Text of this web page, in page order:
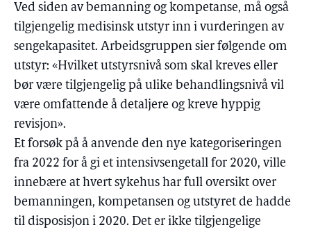
Ved siden av bemanning og kompetanse, må også
tilgjengelig medisinsk utstyr inn i vurderingen av
sengekapasitet. Arbeidsgruppen sier følgende om
utstyr: «Hvilket utstyrsnivå som skal kreves eller
bør være tilgjengelig på ulike behandlingsnivå vil
være omfattende å detaljere og kreve hyppig
revisjon».
Et forsøk på å anvende den nye kategoriseringen
fra 2022 for å gi et intensivsengetall for 2020, ville
innebære at hvert sykehus har full oversikt over
bemanningen, kompetansen og utstyret de hadde
til disposisjon i 2020. Det er ikke tilgjengelige